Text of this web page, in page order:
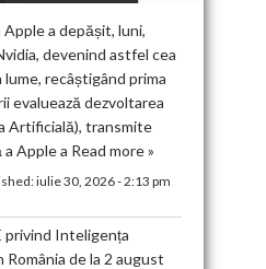
a depășit, luni,
devenind astfel cea
recâștigând prima
evaluează dezvoltarea
Artificială), transmite
Apple a Read more »
iulie 30, 2026 - 2:13 pm
privind Inteligența
de la 2 august